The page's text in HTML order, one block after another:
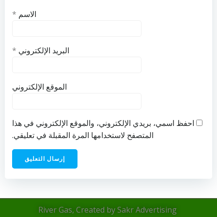
الاسم *
البريد الإلكتروني *
الموقع الإلكتروني
احفظ اسمي، بريدي الإلكتروني، والموقع الإلكتروني في هذا
المتصفح لاستخدامها المرة المقبلة في تعليقي.